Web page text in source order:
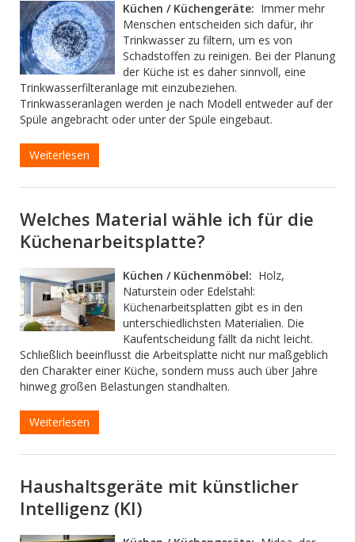
Küchen / Küchengeräte: Immer mehr
Menschen entscheiden sich dafür, ihr
Trinkwasser zu filtern, um es von
Schadstoffen zu reinigen. Bei der Planung
der Küche ist es daher sinnvoll, eine
Trinkwasserfilteranlage mit einzubeziehen.
Trinkwasseranlagen werden je nach Modell entweder auf der
Spüle angebracht oder unter der Spüle eingebaut.
Weiterlesen
Welches Material wähle ich für die
Küchenarbeitsplatte?
Küchen / Küchenmöbel: Holz,
Naturstein oder Edelstahl:
Küchenarbeitsplatten gibt es in den
unterschiedlichsten Materialien. Die
Kaufentscheidung fällt da nicht leicht.
Schließlich beeinflusst die Arbeitsplatte nicht nur maßgeblich
den Charakter einer Küche, sondern muss auch über Jahre
hinweg großen Belastungen standhalten.
Weiterlesen
Haushaltsgeräte mit künstlicher
Intelligenz (KI)